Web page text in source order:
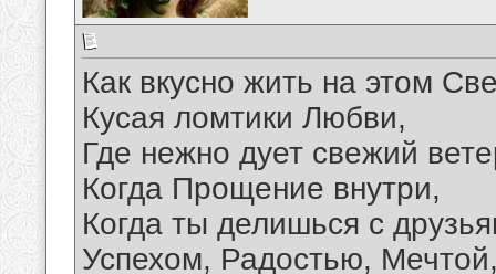
Как вкусно жить на этом
Кусая ломтики Любви,
Где нежно дует свежий
Когда Прощение внутри,
Когда ты делишься с
Успехом, Радостью,